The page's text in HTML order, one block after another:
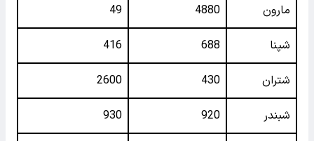
مارون 4880
49
شپنا 688
416
شتران 430
2600
شبندر 920
930